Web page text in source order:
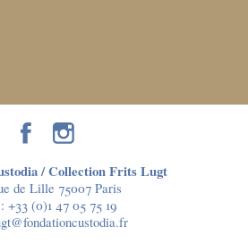
/ Collection Frits Lugt
de Lille 75007 Paris
+33 (0)1 47 05 75 19